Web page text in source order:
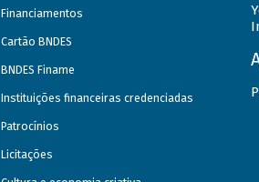
Financiamentos
Cartão BNDES
BNDES Finame
Instituições financeiras credenciadas
Patrocínios
Licitações